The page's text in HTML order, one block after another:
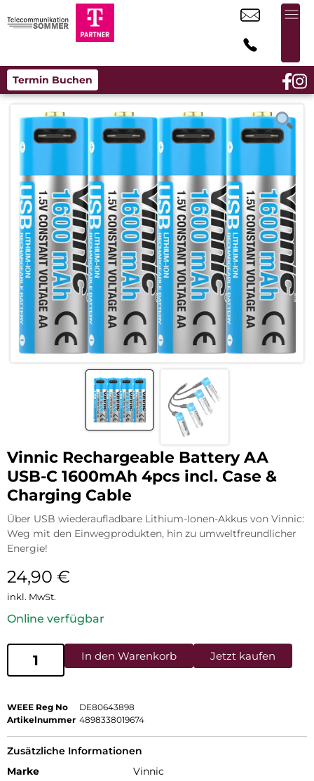
Termin Buchen
Vinnic Rechargeable Battery AA
USB-C 1600mAh 4pcs incl. Case &
Charging Cable
Über USB wiederaufladbare Lithium-Ionen-Akkus von Vinnic:
Weg mit den Einwegprodukten, hin zu umweltfreundlicher
Energie!
24,90 €
inkl. MwSt.
Online verfügbar
In den Warenkorb Jetzt kaufen
WEEE Reg No
DE80643898
Artikelnummer 4898338019674
Zusätzliche Informationen
Marke
Vinnic